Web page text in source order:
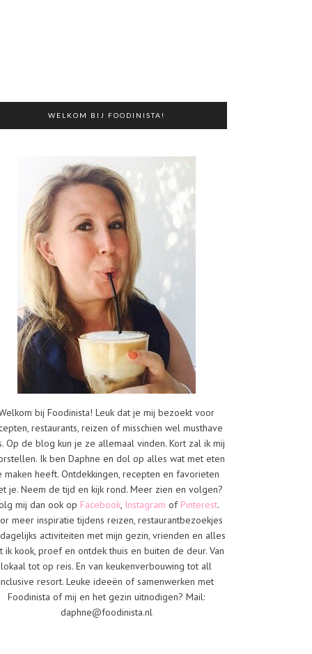
WELKOM BIJ FOODINISTA!
bij Foodinista! Leuk dat je mij bezoekt voor
restaurants, reizen of misschien wel musthave
Op de blog kun je ze allemaal vinden. Kort zal ik mij
Ik ben Daphne en dol op alles wat met eten
maken heeft. Ontdekkingen, recepten en favorieten
je. Neem de tijd en kijk rond. Meer zien en volgen?
mij dan ook op Facebook, Instagram of Pinterest.
meer inspiratie tijdens reizen, restaurantbezoekjes
activiteiten met mijn gezin, vrienden en alles
ik kook, proef en ontdek thuis en buiten de deur. Van
lokaal tot op reis. En van keukenverbouwing tot all
resort. Leuke ideeën of samenwerken met
Foodinista of mij en het gezin uitnodigen? Mail:
daphne@foodinista.nl